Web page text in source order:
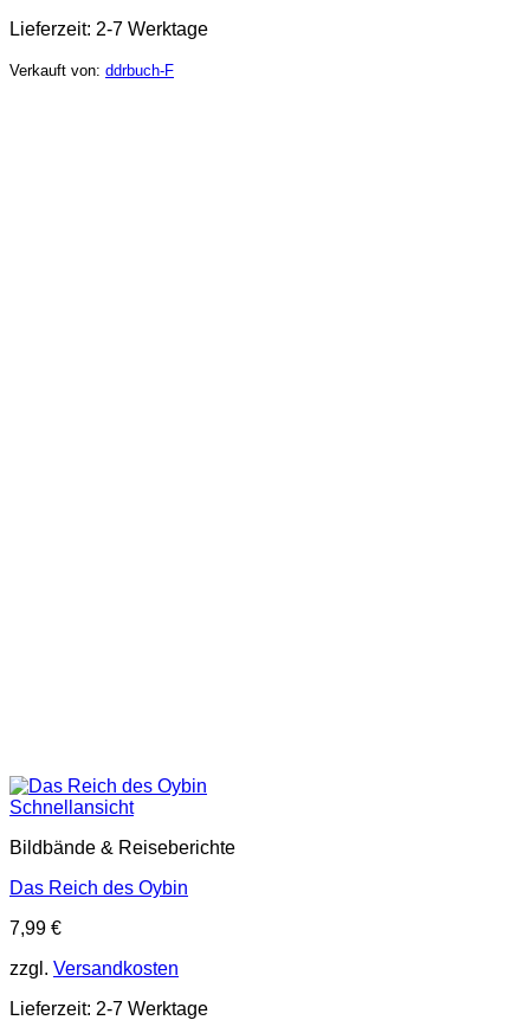
Lieferzeit: 2-7 Werktage
Verkauft von: ddrbuch-F
Schnellansicht
Bildbände & Reiseberichte
Das Reich des Oybin
7,99 €
zzgl. Versandkosten
Lieferzeit: 2-7 Werktage